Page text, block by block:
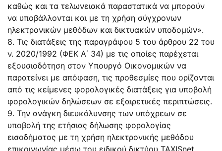
καθώς και τα τελωνειακά παραστατικά να μπορούν
να υποβάλλονται και με τη χρήση σύγχρονων
ηλεκτρονικών μεθόδων και δικτυακών υποδομών».
8. Τις διατάξεις της παραγράφου 5 του άρθρου 22 του
ν. 2020/1992 (ΦΕΚ Α΄ 34) με τις οποίες παρέχεται
εξουσιοδότηση στον Υπουργό Οικονομικών να
παρατείνει με απόφαση, τις προθεσμίες που ορίζονται
από τις κείμενες φορολογικές διατάξεις για υποβολή
φορολογικών δηλώσεων σε εξαιρετικές περιπτώσεις.
9. Την ανάγκη διευκόλυνσης των υπόχρεων σε
υποβολή της ετήσιας δήλωσης φορολογίας
εισοδήματος με τη χρήση ηλεκτρονικής μεθόδου
επικοινωνίας μέσω του ειδικού δικτύου TAXISnet.